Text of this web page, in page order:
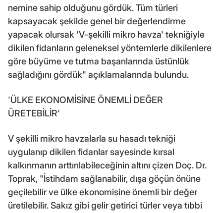
nemine sahip olduğunu gördük. Tüm türleri
kapsayacak şekilde genel bir değerlendirme
yapacak olursak 'V-şekilli mikro havza' tekniğiyle
dikilen fidanların geleneksel yöntemlerle dikilenlere
göre büyüme ve tutma başarılarında üstünlük
sağladığını gördük" açıklamalarında bulundu.
'ÜLKE EKONOMİSİNE ÖNEMLİ DEĞER
ÜRETEBİLİR'
V şekilli mikro havzalarla su hasadı tekniği
uygulanıp dikilen fidanlar sayesinde kırsal
kalkınmanın arttırılabileceğinin altını çizen Doç. Dr.
Toprak, "İstihdam sağlanabilir, dışa göçün önüne
geçilebilir ve ülke ekonomisine önemli bir değer
üretilebilir. Sakız gibi gelir getirici türler veya tıbbi